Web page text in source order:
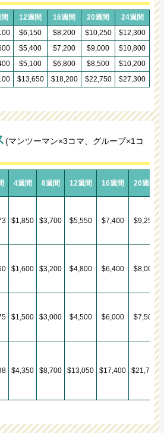
12週間 16週間 20週間
24週間
$6,150 $8,200 $10,250
$12,300
$5,400 $7,200 $9,000
$10,800
$5,100 $6,800 $8,500
$10,200
$13,650 $18,200 $22,750 $27,300
(マンツーマン×3コマ、グループ×1コ
4週間 8週間 12週間 16週間 20週間
$1,850 $3,700 $5,550 $7,400 $9,250
$1,600 $3,200 $4,800 $6,400 $8,000
$1,500 $3,000 $4,500 $6,000 $7,500
$4,350 $8,700 $13,050 $17,400 $21,750